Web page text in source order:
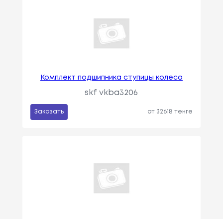
Комплект подшипника ступицы колеса
skf vkba3206
Заказать от 32618 тенге